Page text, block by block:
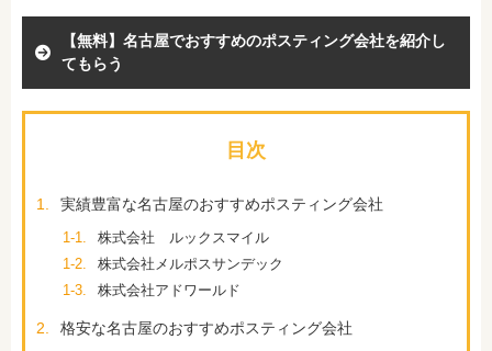
【無料】名古屋でおすすめのポスティング会社を紹介し
てもらう
目次
1. 実績豊富な名古屋のおすすめポスティング会社
1-1.
株式会社 ルックスマイル
1-2.
株式会社メルポスサンデック
1-3.
株式会社アドワールド
2. 格安な名古屋のおすすめポスティング会社